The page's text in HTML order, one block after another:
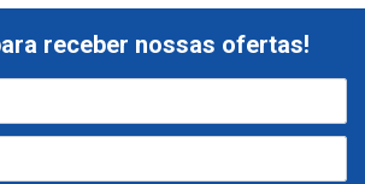
receber nossas ofertas!